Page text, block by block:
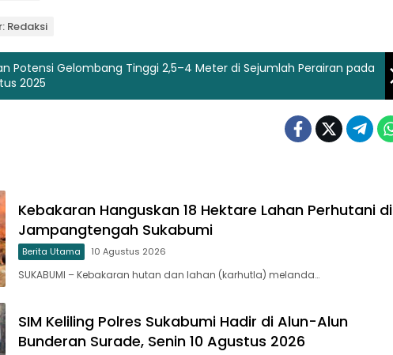
Redaksi
Potensi Gelombang Tinggi 2,5–4 Meter di Sejumlah Perairan pada
2025
Kebakaran Hanguskan 18 Hektare Lahan Perhutani di
Jampangtengah Sukabumi
Berita Utama 10 Agustus 2026
SUKABUMI – Kebakaran hutan dan lahan (karhutla) melanda…
SIM Keliling Polres Sukabumi Hadir di Alun-Alun
Bunderan Surade, Senin 10 Agustus 2026